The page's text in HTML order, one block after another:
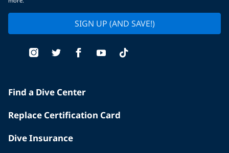
SIGN UP (AND SAVE!)
Find a Dive Center
Replace Certification Card
Dive Insurance